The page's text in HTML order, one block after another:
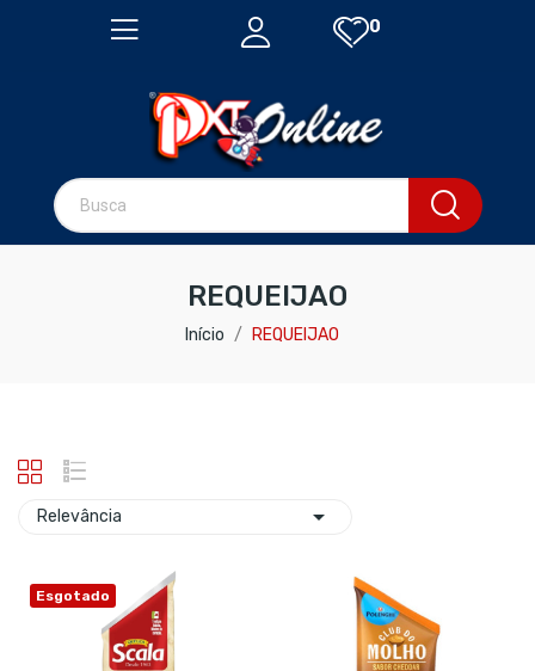
0
REQUEIJAO
Início REQUEIJAO
Relevância 
Esgotado